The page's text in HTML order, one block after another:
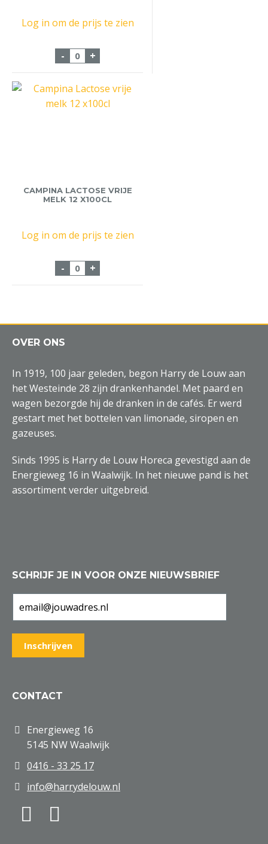
Log in om de prijs te zien
- Koekje Hoppe Mengelmoes 150 stuks
+
CAMPINA LACTOSE VRIJE
MELK 12 X100CL
Log in om de prijs te zien
- Campina Lactose vrije melk 12 x100cl
+
OVER ONS
In 1919, 100 jaar geleden, begon Harry de Louw aan
het Westeinde 28 zijn drankenhandel. Met paard en
wagen bezorgde hij de dranken in de cafés. Er werd
gestart met het bottelen van limonade, siropen en
gazeuses.
Sinds 1995 is Harry de Louw Horeca gevestigd aan de
Energieweg 16 in Waalwijk. In het nieuwe pand is het
assortiment verder uitgebreid.
SCHRIJF JE IN VOOR ONZE NIEUWSBRIEF
CONTACT
Energieweg 16
5145 NW Waalwijk
0416 - 33 25 17
info@harrydelouw.nl